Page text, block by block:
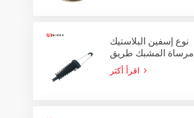
نوع إسفين البلاستيك
مرساة المشبك طريق
مسدود المشبك
PA2000 لكابل ADSS